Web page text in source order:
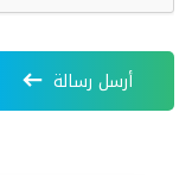
أرسل رسالة